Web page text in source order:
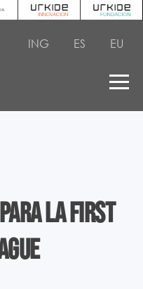
ING ES EU
la First